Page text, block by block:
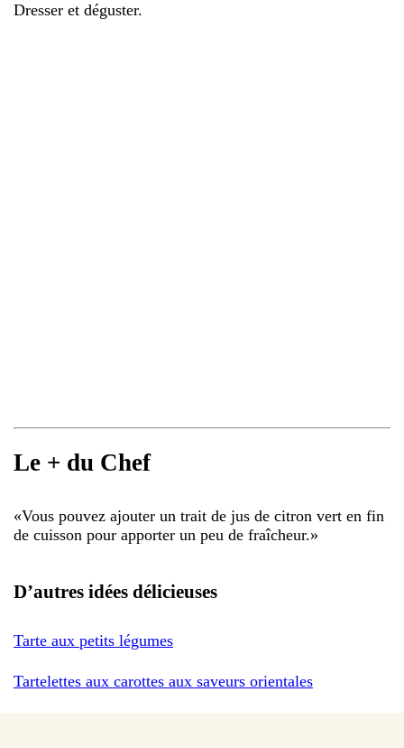
Dresser et déguster.
Le + du Chef
«Vous pouvez ajouter un trait de jus de citron vert en fin
de cuisson pour apporter un peu de fraîcheur.»
D’autres idées délicieuses
Tarte aux petits légumes
Tartelettes aux carottes aux saveurs orientales